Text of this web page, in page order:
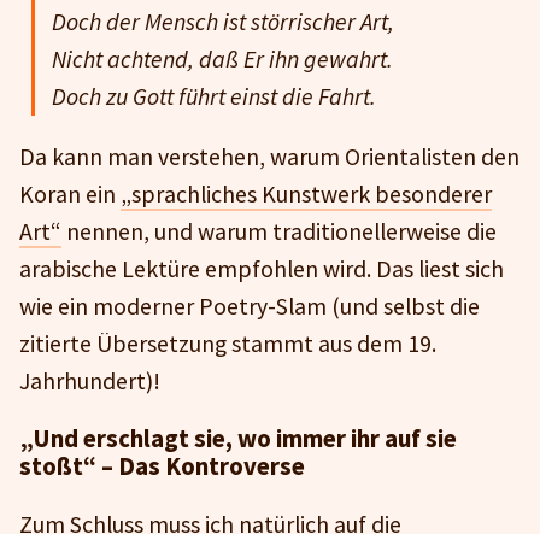
Doch der Mensch ist störrischer Art,
Nicht achtend, daß Er ihn gewahrt.
Doch zu Gott führt einst die Fahrt.
Da kann man verstehen, warum Orientalisten den
Koran ein „sprachliches Kunstwerk besonderer
Art“ nennen, und warum traditionellerweise die
arabische Lektüre empfohlen wird. Das liest sich
wie ein moderner Poetry-Slam (und selbst die
zitierte Übersetzung stammt aus dem 19.
Jahrhundert)!
„Und erschlagt sie, wo immer ihr auf sie
stoßt“ – Das Kontroverse
Zum Schluss muss ich natürlich auf die